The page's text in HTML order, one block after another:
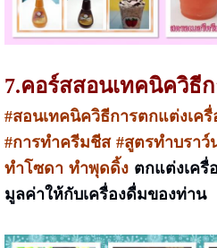
7.คอร์สสอนเทคนิควิธี
#สอนเทคนิควิธีการตกแต่งเ
#การทำครีมชีส #สูตรทำบราว์
ทำโซดา ทำพุดดิ้ง ตกแต่งเครื่
มูลค่าให้กับเครื่องดื่มของท่าน